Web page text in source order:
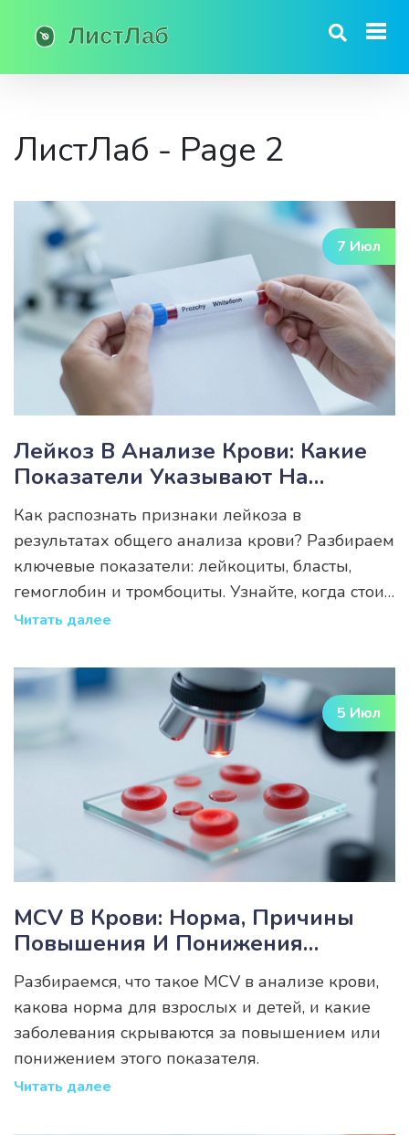
ЛистЛаб - Page 2
7 Июл
Лейкоз В Анализе Крови: Какие
Показатели Указывают На
Болезнь И Как Их Расшифровать
Как распознать признаки лейкоза в
результатах общего анализа крови? Разбираем
ключевые показатели: лейкоциты, бласты,
гемоглобин и тромбоциты. Узнайте, когда стоит
беспокоиться и какие симптомы требуют
Читать далее
5 Июл
MCV В Крови: Норма, Причины
Повышения И Понижения
Показателей
Разбираемся, что такое MCV в анализе крови,
какова норма для взрослых и детей, и какие
заболевания скрываются за повышением или
понижением этого показателя.
Читать далее